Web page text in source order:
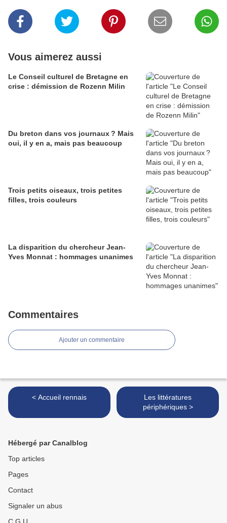
Vous aimerez aussi
Le Conseil culturel de Bretagne en
crise : démission de Rozenn Milin
Du breton dans vos journaux ? Mais
oui, il y en a, mais pas beaucoup
Trois petits oiseaux, trois petites
filles, trois couleurs
La disparition du chercheur Jean-
Yves Monnat : hommages unanimes
Commentaires
Ajouter un commentaire
< Accueil rennais
Les littératures
périphériques >
Hébergé par Canalblog
Top articles
Pages
Contact
Signaler un abus